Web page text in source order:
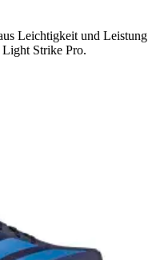
Leichtigkeit und Leistung
Strike Pro.